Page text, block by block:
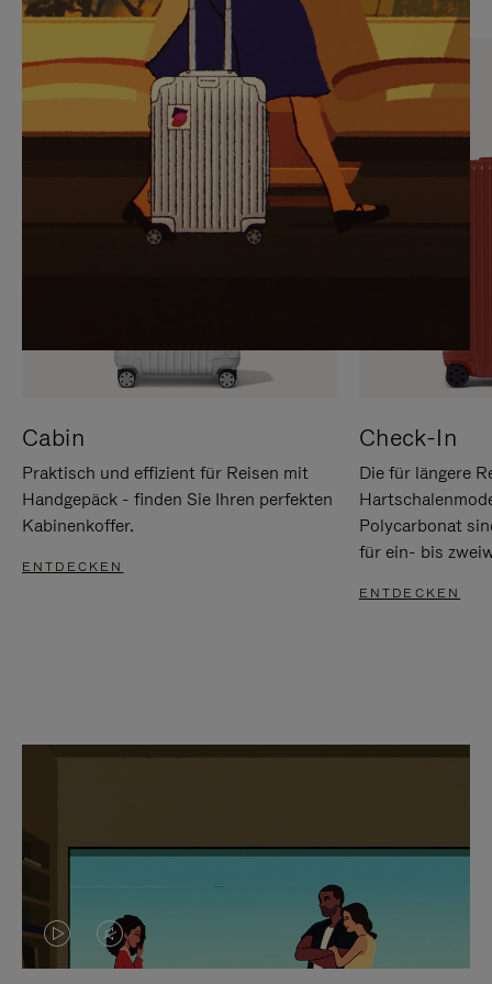
SIE,
UM
ANZUHALTEN
AUFHEBEN
DER
STUMMSCHALTUNG
Cabin
Praktisch und effizient für Reisen mit
Handgepäck - finden Sie Ihren perfekten
Kabinenkoffer.
ENTDECKEN
Check-In
Die für längere
Polycarbonat
für ein- bis
ENTDECKEN
DASVIDEO